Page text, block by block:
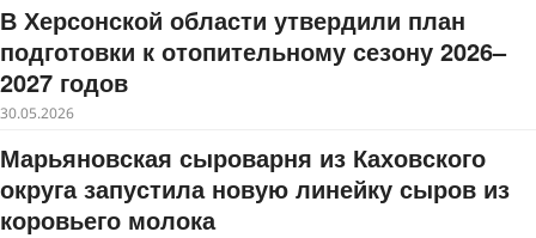
В Херсонской области утвердили план
подготовки к отопительному сезону 2026–
2027 годов
30.05.2026
Марьяновская сыроварня из Каховского
округа запустила новую линейку сыров из
коровьего молока